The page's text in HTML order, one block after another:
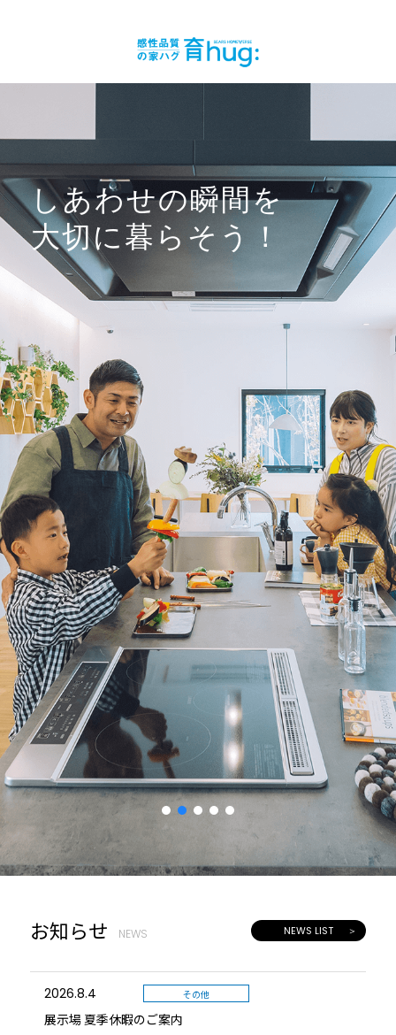
しあわせの瞬間を
大切に暮らそう！
お知らせ NEWS NEWS LIST
2026.8.4 その他
展示場 夏季休暇のご案内